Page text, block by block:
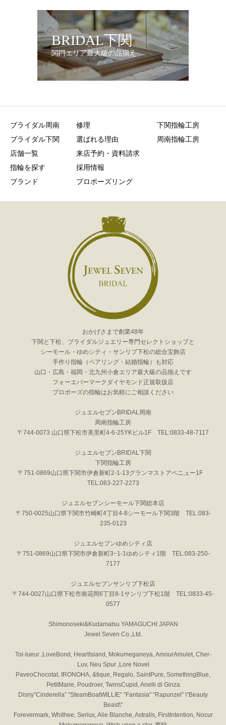
BRIDAL下関
関門エリア最大級の品揃え
ブライダル周南
ブライダル下関
店舗一覧
指輪を探す
ブランド
修理
選ばれる理由
来店予約・資料請求
採用情報
プロポーズリング
下関指輪工房
周南指輪工房
おかげさまで創業48年
下関と下松、ブライダルジュエリー専門セレクトショップと
シーモール・ゆめシティ・サンリブ下松の総合宝飾店
手作り指輪（ペアリング・結婚指輪）も対応
山口・広島・福岡・北九州小倉エリア最大級の品揃えです
フォーエバーマークダイヤモンド正規取扱店
プロポーズの指輪はお気軽にご相談ください
ジュエルセブンBRIDAL周南
周南指輪工房
〒744-0073 山口県下松市美里町4-6-25YKビル1F TEL:0833-48-7117
ジュエルセブンBRIDAL下関
下関指輪工房
〒751-0869山口県下関市伊倉新町2-1-13グランマストアベニュー1F
TEL:083-227-2273
ジュエルセブンシーモール下関総本店
〒750-0025山口県下関市竹崎町4丁目4-8シーモール下関3階 TEL:083-
235-0123
ジュエルセブンゆめシティ店
〒751-0869山口県下関市伊倉新町3−1-1ゆめシティ1階 TEL:083-250-
7177
ジュエルセブンサンリブ下松店
〒744-0027山口県下松市南花岡6丁目8-1サンリブ下松1階 TEL:0833-45-
0577
Shimonoseki&Kudamatsu YAMAGUCHI JAPAN
Jewel Seven Co.,Ltd.
Toi-lueur ,LoveBond, HeartIsland, Mokumeganeya, AmourAmulet, Cher-
Luv, Neu Spur ,Lore Novel
PaveoChocotat, IRONOHA, &tique, Regalo, SaintPure, SomethingBlue,
PetitMarie, Poudroer, TwinsCupid, Anelli di Ginza
Disny”Cinderella” ”SteamBoatWILLIE” ”Fantasia” “Rapunzel” \"Beauty
Beast\"
Forevermark, Whithee, Seriux, Alie Blanche, Astralis, FirstIntention, Nocur